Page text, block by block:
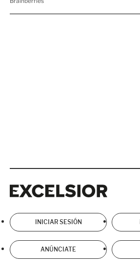
INICIAR SESIÓN
ANÚNCIATE